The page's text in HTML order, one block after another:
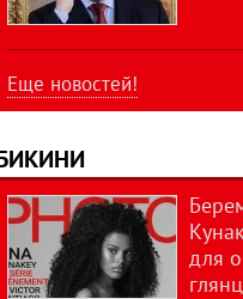
Еще новостей!
для